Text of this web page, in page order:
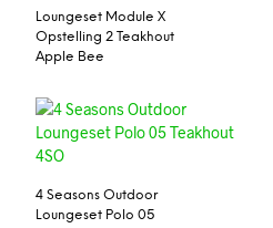
Loungeset Module X
Opstelling 2 Teakhout
Apple Bee
4 Seasons Outdoor
Loungeset Polo 05